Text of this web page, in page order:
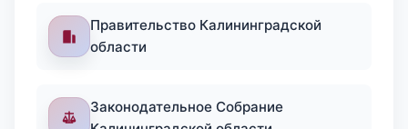
Правительство Калининградской
области
Законодательное Собрание